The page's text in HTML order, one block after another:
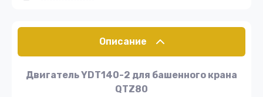
Описание
Двигатель YDT140-2 для башенного крана
QTZ80